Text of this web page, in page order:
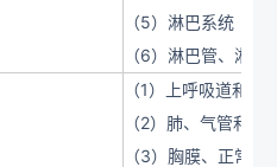
（5）淋巴系统
（6）淋巴管、淋巴
（1）上呼吸道和下
（2）肺、气管和支
（3）胸膜、正常